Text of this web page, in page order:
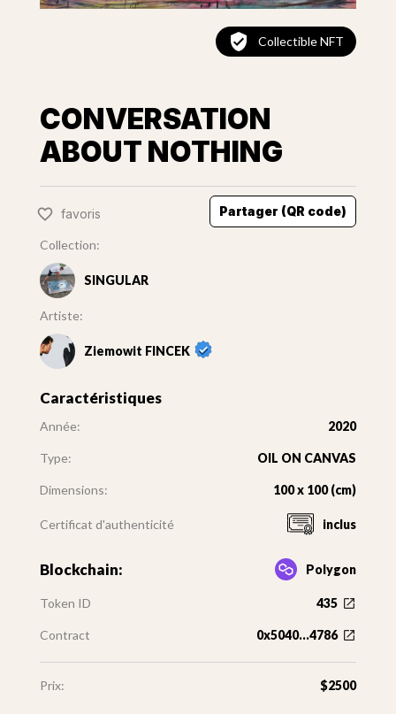
Collectible NFT
CONVERSATION
ABOUT NOTHING
favoris Partager (QR code)
Collection:
SINGULAR
Artiste:
Ziemowit FINCEK
Caractéristiques
Année: 2020
Type: OIL ON CANVAS
Dimensions: 100 x 100 (cm)
Certificat d'authenticité inclus
Blockchain: Polygon
Token ID 435
Contract 0x5040...4786
Prix: $2500